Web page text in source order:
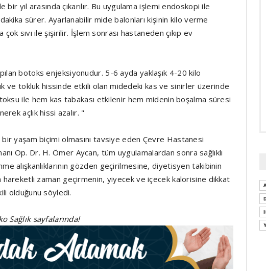
yıl arasında çıkarılır. Bu uygulama işlemi endoskopi ile
sürer. Ayarlanabilir mide balonları kişinin kilo verme
sıvı ile şişirilir. İşlem sonrası hastaneden çıkıp ev
botoks enjeksiyonudur. 5-6 ayda yaklaşık 4-20 kilo
ve tokluk hissinde etkili olan midedeki kas ve sinirler üzerinde
ile hem kas tabakası etkilenir hem midenin boşalma süresi
açlık hissi azalır. "
yaşam biçimi olmasını tavsiye eden Çevre Hastanesi
Op. Dr. H. Ömer Aycan, tüm uygulamalardan sonra sağlıklı
alışkanlıklarının gözden geçirilmesine, diyetisyen takibinin
hareketli zaman geçirmenin, yiyecek ve içecek kalorisine dikkat
olduğunu söyledi.
Sağlık sayfalarında!